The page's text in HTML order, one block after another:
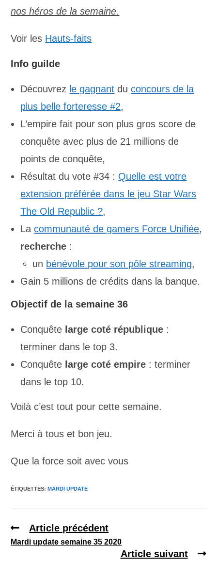
nos héros de la semaine.
Voir les Hauts-faits
Info guilde
Découvrez le gagnant duconcours de la
plus belle forteresse #2,
L’empire fait pour son plus gros score de
conquête avec plus de 21 millions de
points de conquête,
Résultat du vote #34 : Quelle est votre
extension préférée dans le jeu Star Wars
The Old Republic ?,
Lacommunauté de gamers Force Unifiée,
recherche :
un bénévole pour son pôle streaming,
Gain 5 millions de crédits dans la banque.
Objectif de la semaine 36
Conquête large coté république :
terminer dans le top 3.
Conquête large coté empire : terminer
dans le top 10.
Voilà c’est tout pour cette semaine.
Merci à tous et bon jeu.
Que la force soit avec vous
ÉTIQUETTES:MARDI UPDATE
Article précédent
Mardi update semaine 35 2020
Article suivant